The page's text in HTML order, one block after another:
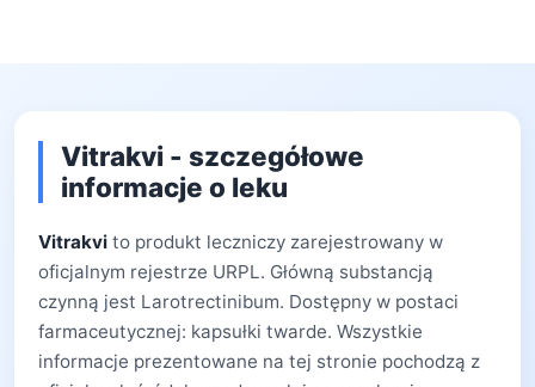
Vitrakvi - szczegółowe
informacje o leku
Vitrakvi to produkt leczniczy zarejestrowany w
oficjalnym rejestrze URPL. Główną substancją
czynną jest Larotrectinibum. Dostępny w postaci
farmaceutycznej: kapsułki twarde. Wszystkie
informacje prezentowane na tej stronie pochodzą z